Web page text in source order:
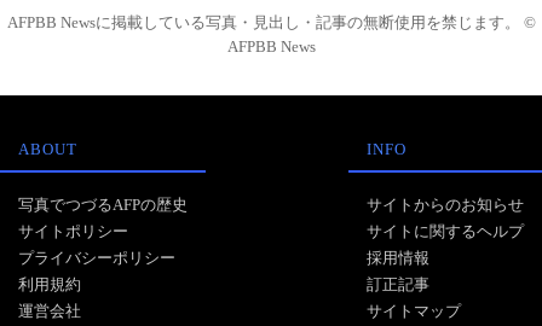
AFPBB Newsに掲載している写真・見出し・記事の無断使用を禁じます。 ©
AFPBB News
ABOUT
写真でつづるAFPの歴史
サイトポリシー
プライバシーポリシー
利用規約
運営会社
INFO
サイトからのお知らせ
サイトに関するヘルプ
採用情報
訂正記事
サイトマップ